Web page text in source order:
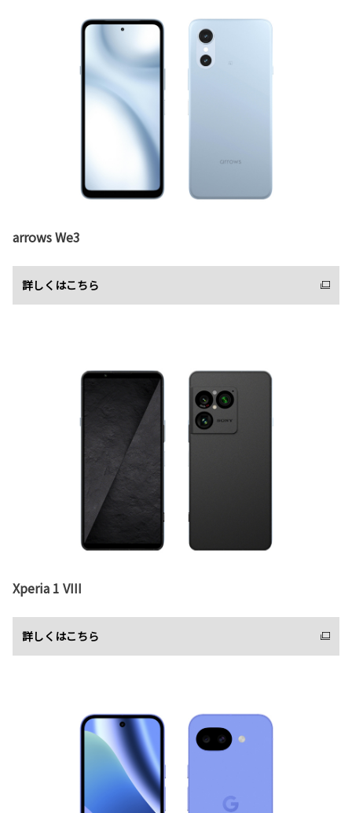
arrows We3
詳しくはこちら
Xperia 1 VIII
詳しくはこちら